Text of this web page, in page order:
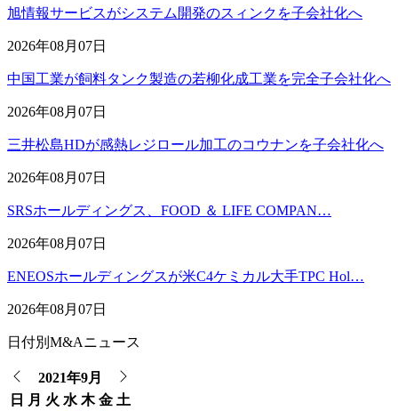
旭情報サービスがシステム開発のスィンクを子会社化へ
2026年08月07日
中国工業が飼料タンク製造の若柳化成工業を完全子会社化へ
2026年08月07日
三井松島HDが感熱レジロール加工のコウナンを子会社化へ
2026年08月07日
SRSホールディングス、FOOD ＆ LIFE COMPAN…
2026年08月07日
ENEOSホールディングスが米C4ケミカル大手TPC Hol…
2026年08月07日
日付別M&Aニュース
2021年9月
日
月 火 水 木 金 土